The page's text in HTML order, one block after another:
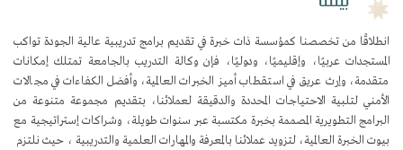
بيئتنا
انطلاقًا من تخصصنا كمؤسسة ذات خبرة في تقديم برامج تدريبية عالية الجودة تواكب
المستجدات عربيًا، وإقليميًا، ودوليًا، فإن وكالة التدريب بالجامعة تمتلك إمكانات
متقدمة، وإرث عريق في استقطاب أميز الخبرات العالمية، وأفضل الكفاءات في مجالات
الأمني لتلبية الاحتياجات المحددة والدقيقة لعملائنا، بتقديم مجموعة متنوعة من
البرامج التطويرية المصممة بخبرة مكتسبة عبر سنوات طويلة، وشراكات إستراتيجية مع
بيوت الخبرة العالمية، لتزويد عملائنا بالمعرفة والمهارات العلمية والتدريبية ، حيث نلتزم